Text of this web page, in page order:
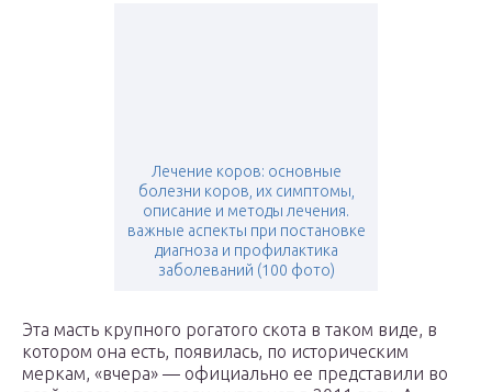
Лечение коров: основные
болезни коров, их симптомы,
описание и методы лечения.
важные аспекты при постановке
диагноза и профилактика
заболеваний (100 фото)
Эта масть крупного рогатого скота в таком виде, в
котором она есть, появилась, по историческим
меркам, «вчера» — официально ее представили во